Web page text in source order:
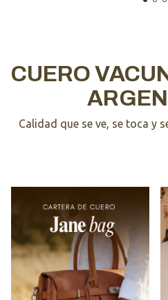
CUERO
Calidad que se ve, se toca y